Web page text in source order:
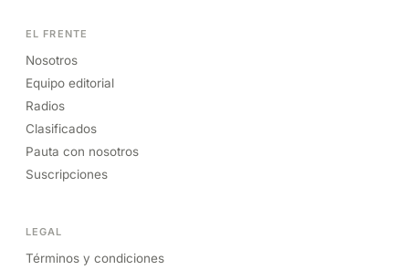
EL FRENTE
Nosotros
Equipo editorial
Radios
Clasificados
Pauta con nosotros
Suscripciones
LEGAL
Términos y condiciones